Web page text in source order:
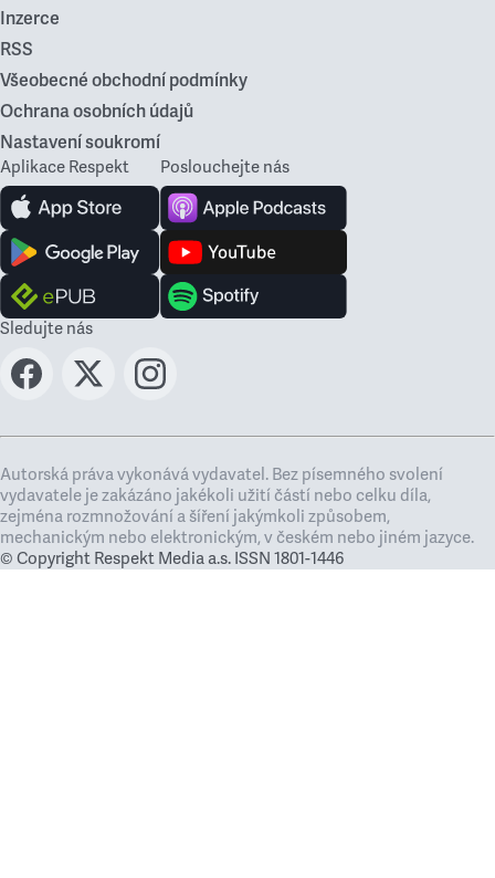
Inzerce
RSS
Všeobecné obchodní podmínky
Ochrana osobních údajů
Nastavení soukromí
Aplikace Respekt Poslouchejte nás
Sledujte nás
Autorská práva vykonává vydavatel. Bez písemného svolení
vydavatele je zakázáno jakékoli užití částí nebo celku díla,
zejména rozmnožování a šíření jakýmkoli způsobem,
mechanickým nebo elektronickým, v českém nebo jiném jazyce.
© Copyright Respekt Media a.s. ISSN 1801-1446